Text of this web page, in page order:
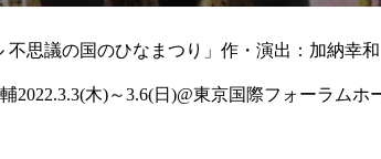
不思議の国のひなまつり」作・演出：加納幸
2022.3.3(木)～3.6(日)@東京国際フォーラムホ